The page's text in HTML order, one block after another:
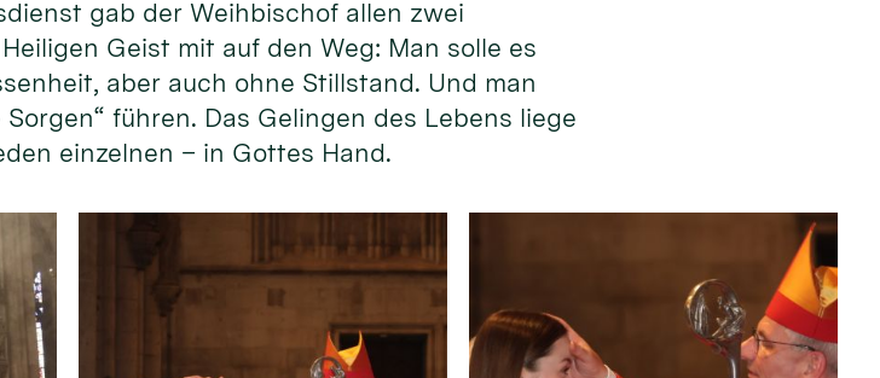
gab der Weihbischof allen zwei
Geist mit auf den Weg: Man solle es
aber auch ohne Stillstand. Und man
führen. Das Gelingen des Lebens liege
einzelnen – in Gottes Hand.